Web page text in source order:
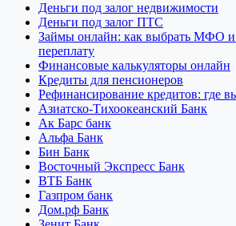
Деньги под залог недвижимости
Деньги под залог ПТС
Займы онлайн: как выбрать МФО и
переплату
Финансовые калькуляторы онлайн
Кредиты для пенсионеров
Рефинансирование кредитов: где
Азиатско-Тихоокеанский Банк
Ак Барс банк
Альфа Банк
Бин Банк
Восточный Экспресс Банк
ВТБ Банк
Газпром банк
Дом.рф Банк